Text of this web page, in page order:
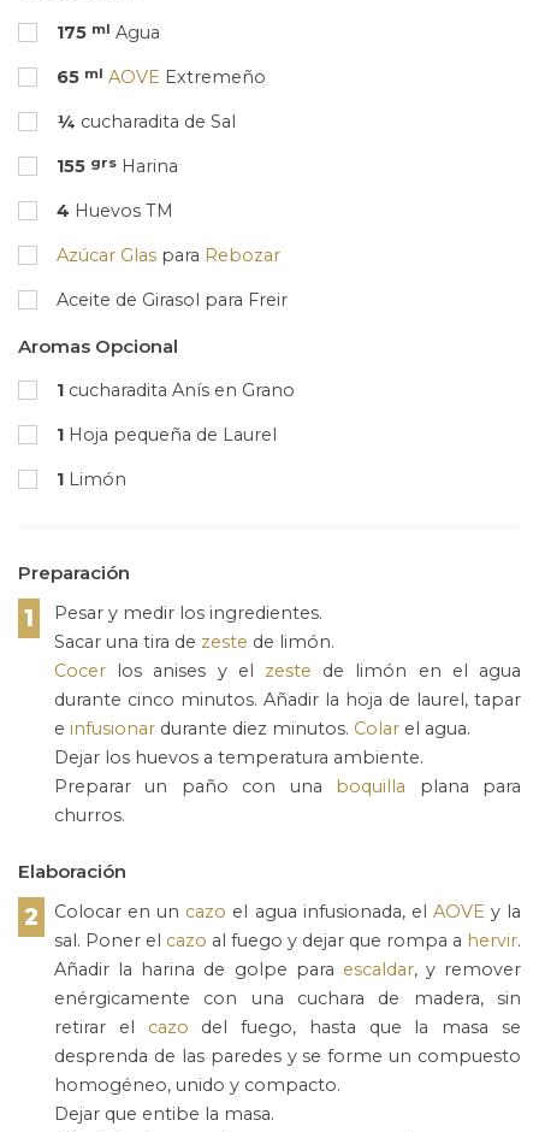
175 ml Agua
65 ml AOVE Extremeño
¼ cucharadita de Sal
155 grs Harina
4 Huevos TM
Azúcar Glas para Rebozar
Aceite de Girasol para Freir
Aromas Opcional
1 cucharadita Anís en Grano
1 Hoja pequeña de Laurel
1 Limón
Preparación
1
Pesar y medir los ingredientes.
Sacar una tira de zeste de limón.
Cocer los anises y el zeste de limón en el agua
durante cinco minutos. Añadir la hoja de laurel, tapar
e infusionar durante diez minutos. Colar el agua.
Dejar los huevos a temperatura ambiente.
Preparar un paño con una boquilla plana para
churros.
Elaboración
2 Colocar en un cazo el agua infusionada, el AOVE y la
sal. Poner el cazo al fuego y dejar que rompa a hervir.
Añadir la harina de golpe para escaldar, y remover
enérgicamente con una cuchara de madera, sin
retirar el cazo del fuego, hasta que la masa se
desprenda de las paredes y se forme un compuesto
homogéneo, unido y compacto.
Dejar que entibe la masa.